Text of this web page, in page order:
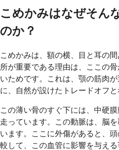
こめかみはなぜそん
のか？
こめかみは、額の横、目と耳の
所が重要である理由は、ここの
いためです。これは、顎の筋肉
に、自然が設けたトレードオフと
この薄い骨のすぐ下には、中硬
走っています。この動脈は、脳
います。ここに外傷があると、
較して、この血管に影響を与える